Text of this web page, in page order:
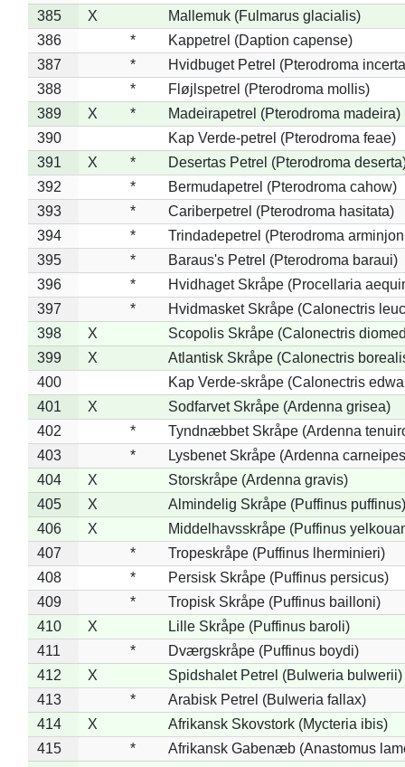
385
X
Mallemuk (Fulmarus glacialis)
386
*
Kappetrel (Daption capense)
387
*
Hvidbuget Petrel (Pterodroma
388
*
Fløjlspetrel (Pterodroma mollis)
389
X *
Madeirapetrel (Pterodroma madeira)
390
Kap Verde-petrel (Pterodroma feae)
391
X *
Desertas Petrel (Pterodroma
392
*
Bermudapetrel (Pterodroma cahow)
393
*
Cariberpetrel (Pterodroma hasitata)
394
*
Trindadepetrel (Pterodroma
395
*
Baraus's Petrel (Pterodroma baraui)
396
*
Hvidhaget Skråpe (Procellaria
397
*
Hvidmasket Skråpe (Calonectris
398
X
Scopolis Skråpe (Calonectris
399
X
Atlantisk Skråpe (Calonectris
400
Kap Verde-skråpe (Calonectris
401
X
Sodfarvet Skråpe (Ardenna grisea)
402
*
Tyndnæbbet Skråpe (Ardenna
403
*
Lysbenet Skråpe (Ardenna
404
X
Storskråpe (Ardenna gravis)
405
X
Almindelig Skråpe (Puffinus puffinus)
406
X
Middelhavsskråpe (Puffinus
407
*
Tropeskråpe (Puffinus lherminieri)
408
*
Persisk Skråpe (Puffinus persicus)
409
*
Tropisk Skråpe (Puffinus bailloni)
410
X
Lille Skråpe (Puffinus baroli)
411
*
Dværgskråpe (Puffinus boydi)
412
X
Spidshalet Petrel (Bulweria bulwerii)
413
*
Arabisk Petrel (Bulweria fallax)
414
X
Afrikansk Skovstork (Mycteria ibis)
415
*
Afrikansk Gabenæb (Anastomus